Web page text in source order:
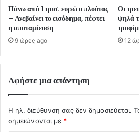
Πάνω από 1 τρισ. ευρώ ο πλούτος
– Ανεβαίνει το εισόδημα, πέφτει
η αποταμίευση
9 ώρες ago
Οι
ψηλά
12
Αφήστε μια απάντηση
Η ηλ. διεύθυνση σας δεν δημοσιεύεται.
σημειώνονται με *